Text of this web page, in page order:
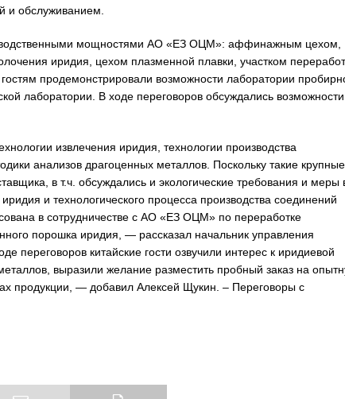
и обслуживанием.
мощностями АО «ЕЗ ОЦМ»: аффинажным цехом,
иридия, цехом плазменной плавки, участком
продемонстрировали возможности лаборатории
лаборатории. В ходе переговоров обсуждались возможности
извлечения иридия, технологии производства
анализов драгоценных металлов. Поскольку такие крупные
в т.ч. обсуждались и экологические требования и меры
и технологического процесса производства соединений
в сотрудничестве с АО «ЕЗ ОЦМ» по переработке
порошка иридия, — рассказал начальник управления
китайские гости озвучили интерес к иридиевой
выразили желание разместить пробный заказ на
продукции, — добавил Алексей Щукин. – Переговоры с